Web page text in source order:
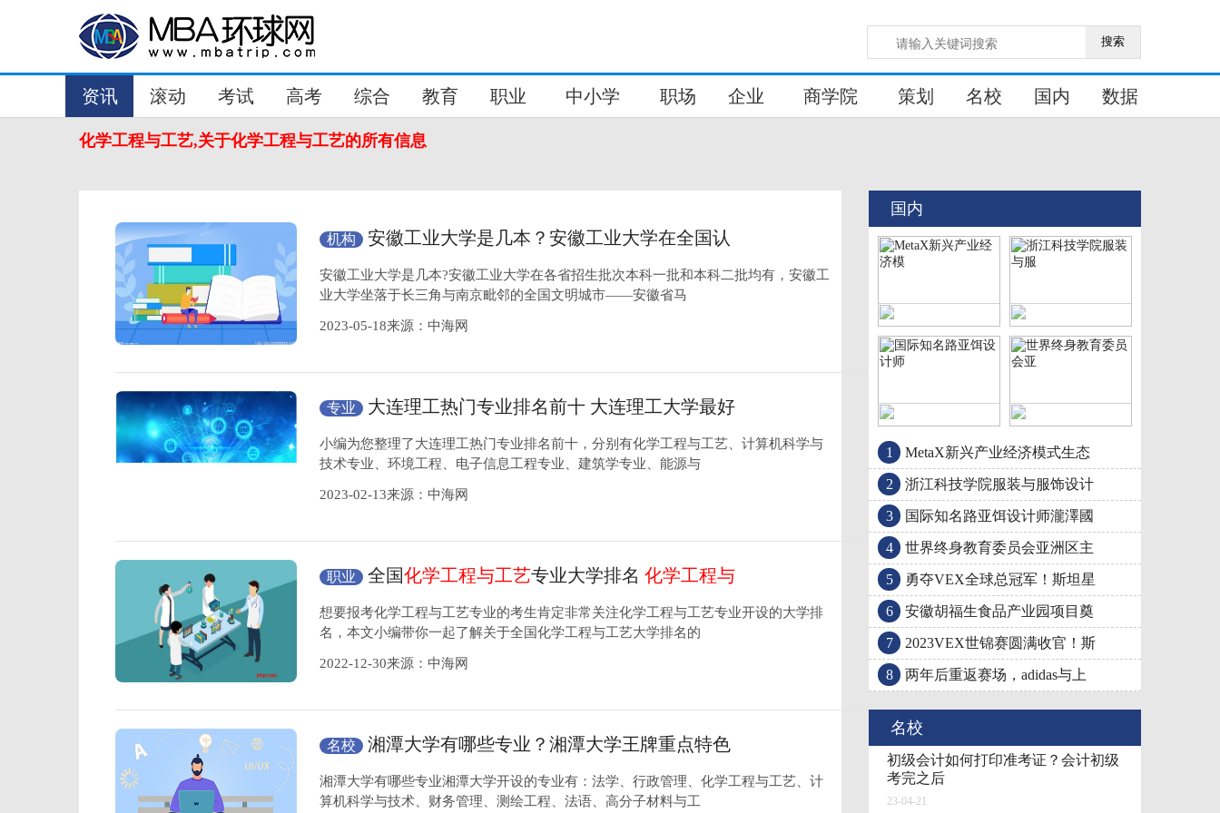
搜索
资讯 滚动 考试 高考 综合 教育 职业 中小学 职场 企业 商学院 策划 名校 国内 数据
化学工程与工艺,关于化学工程与工艺的所有信息
机构
安徽工业大学是几本？安徽工业大学在全国认
可度高吗？
安徽工业大学是几本?安徽工业大学在各省招生批次本科一批和本科二批均有，安徽工
业大学坐落于长三角与南京毗邻的全国文明城市——安徽省马
2023-05-18来源：中海网
专业
大连理工热门专业排名前十 大连理工大学最好
的十大专业
小编为您整理了大连理工热门专业排名前十，分别有化学工程与工艺、计算机科学与
技术专业、环境工程、电子信息工程专业、建筑学专业、能源与
2023-02-13来源：中海网
职业 全国化学工程与工艺专业大学排名 化学工程与
工艺专业介绍
想要报考化学工程与工艺专业的考生肯定非常关注化学工程与工艺专业开设的大学排
名，本文小编带你一起了解关于全国化学工程与工艺大学排名的
2022-12-30来源：中海网
名校
湘潭大学有哪些专业？湘潭大学王牌重点特色
专业
湘潭大学有哪些专业湘潭大学开设的专业有：法学、行政管理、化学工程与工艺、计
算机科学与技术、财务管理、测绘工程、法语、高分子材料与工
国内
国际知名路亚饵设计师 世界终身教育委员会亚
1 MetaX新兴产业经济模式生态
2 浙江科技学院服装与服饰设计
3 国际知名路亚饵设计师瀧澤國
4 世界终身教育委员会亚洲区主
5 勇夺VEX全球总冠军！斯坦星
6 安徽胡福生食品产业园项目奠
7 2023VEX世锦赛圆满收官！斯
8 两年后重返赛场，adidas与上
名校
初级会计如何打印准考证？会计初级
考完之后
23-04-21